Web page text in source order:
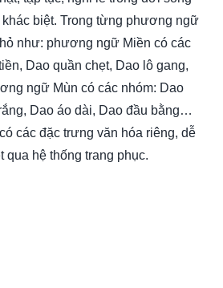
biệt. Trong từng phương ngữ
như: phương ngữ Miền có các
Dao quần chẹt, Dao lô gang,
ngữ Mùn có các nhóm: Dao
Dao áo dài, Dao đầu bằng…
các đặc trưng văn hóa riêng, dễ
qua hệ thống trang phục.